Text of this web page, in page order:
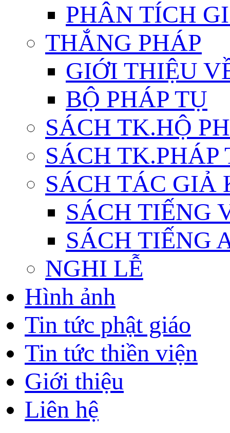
PHÂN TÍCH
THẮNG PHÁP
GIỚI THIỆU
BỘ PHÁP TỤ
SÁCH TK.HỘ
SÁCH TK.PHÁP
SÁCH TÁC GIẢ
SÁCH TIẾNG
SÁCH TIẾNG
NGHI LỄ
Hình ảnh
Tin tức phật giáo
Tin tức thiền viện
Giới thiệu
Liên hệ